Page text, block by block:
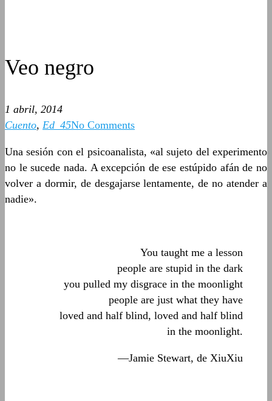
Veo negro
1 abril, 2014
Cuento, Ed_45No Comments
Una sesión con el psicoanalista, «al sujeto del experimento
no le sucede nada. A excepción de ese estúpido afán de no
volver a dormir, de desgajarse lentamente, de no atender a
nadie».
You taught me a lesson
people are stupid in the dark
you pulled my disgrace in the moonlight
people are just what they have
loved and half blind, loved and half blind
in the moonlight.
—Jamie Stewart, de XiuXiu